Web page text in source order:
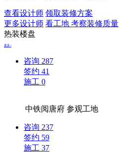
查看设计师 领取装修方案
更多设计师 看工地 考察装修质量
热装楼盘
更多>
咨询 287
签约 41
施工 0
中铁阅唐府参观工地
咨询 237
签约 59
施工 37